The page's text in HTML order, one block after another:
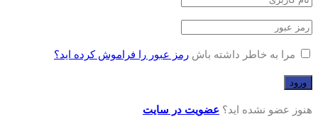
مرا به خاطر داشته باش رمز عبور را فراموش کرده اید؟
هنوز عضو نشده اید؟ عضویت در سایت